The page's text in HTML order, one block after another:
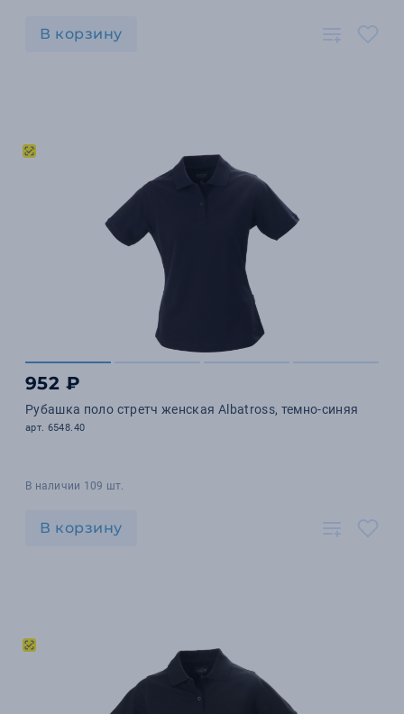
В корзину
952 ₽
Рубашка поло стретч женская Albatross, темно-синяя
арт. 6548.40
В наличии 109 шт.
В корзину